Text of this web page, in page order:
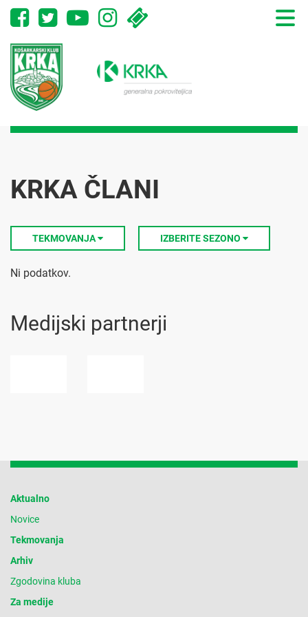
Toggle
KRKA ČLANI
TEKMOVANJA IZBERITE SEZONO
Ni podatkov.
Medijski partnerji
Aktualno
Novice
Tekmovanja
Arhiv
Zgodovina kluba
Za medije